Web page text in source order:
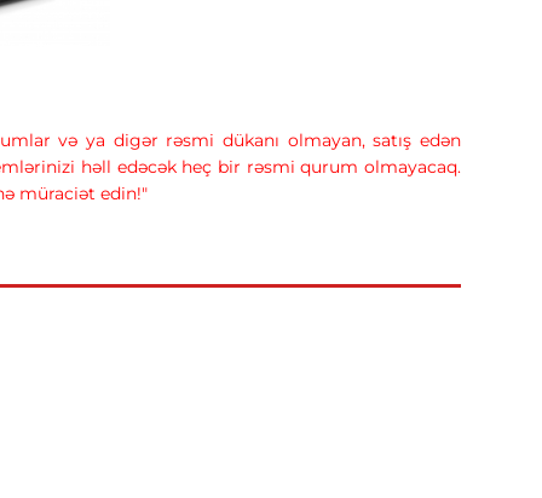
və ya digər rəsmi dükanı olmayan, satış edən
həll edəcək heç bir rəsmi qurum olmayacaq.
müraciət edin!"